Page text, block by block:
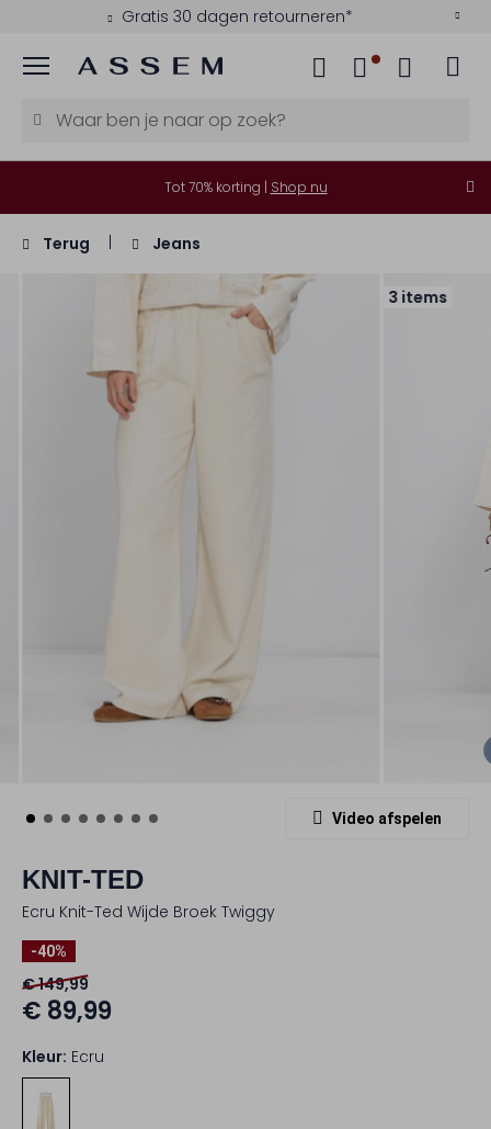
Gratis 30 dagen retourneren*
Menu
Tot 70% korting | Shop nu
Terug Jeans
3 items
Video afspelen
KNIT-TED
Ecru Knit-Ted Wijde Broek Twiggy
-40%
€ 149,99
€ 89,99
Kleur: Ecru